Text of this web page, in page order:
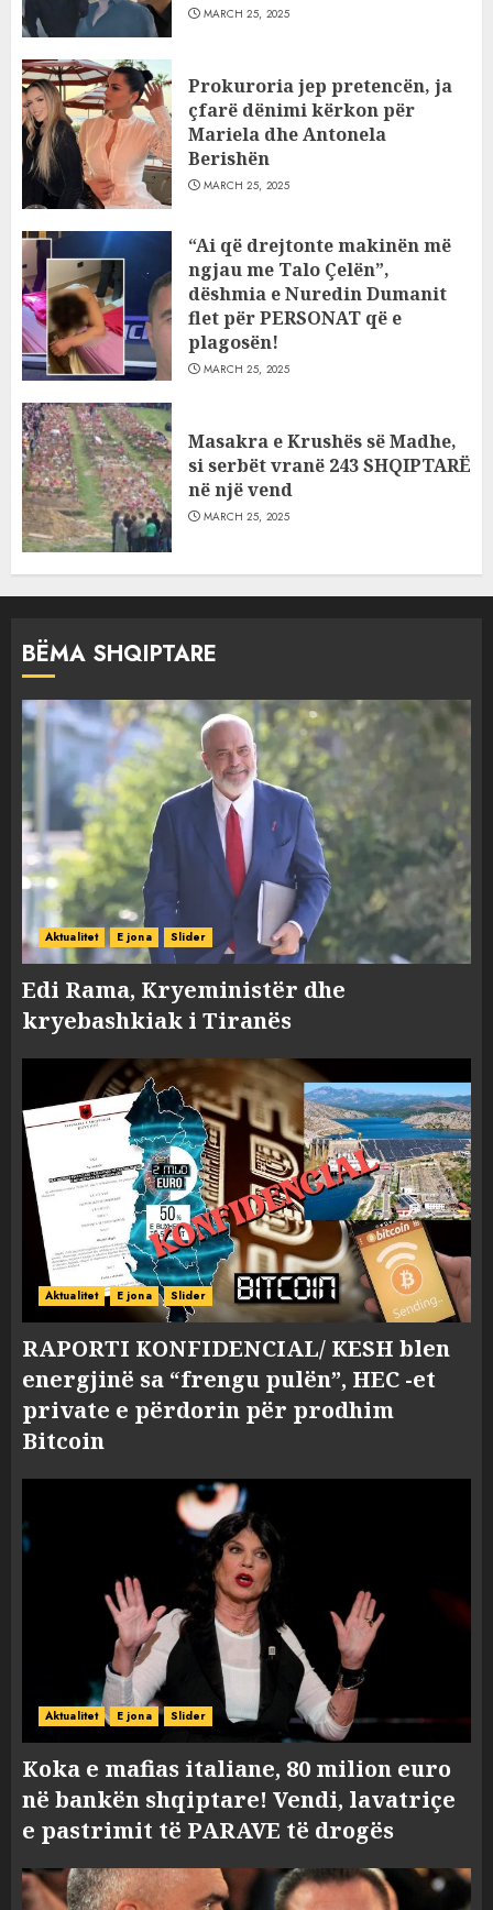
MARCH 25, 2025
Prokuroria jep pretencën, ja
çfarë dënimi kërkon për
Mariela dhe Antonela
Berishën
MARCH 25, 2025
“Ai që drejtonte makinën më
ngjau me Talo Çelën”,
dëshmia e Nuredin Dumanit
flet për PERSONAT që e
plagosën!
MARCH 25, 2025
Masakra e Krushës së Madhe,
si serbët vranë 243 SHQIPTARË
në një vend
MARCH 25, 2025
BËMA SHQIPTARE
Aktualitet E jona Slider
Edi Rama, Kryeministër dhe
kryebashkiak i Tiranës
Aktualitet E jona Slider
RAPORTI KONFIDENCIAL/ KESH blen
energjinë sa “frengu pulën”, HEC -et
private e përdorin për prodhim
Bitcoin
Aktualitet E jona Slider
Koka e mafias italiane, 80 milion euro
në bankën shqiptare! Vendi, lavatriçe
e pastrimit të PARAVE të drogës